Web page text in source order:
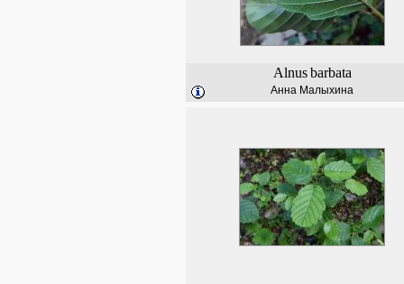
Alnus barbata
Анна Малыхина